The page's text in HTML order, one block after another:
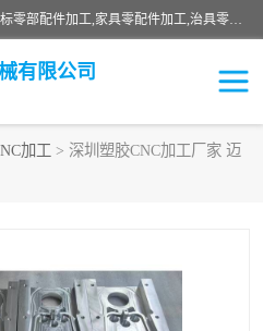
公司主要承接深圳精密零配件加工,非标零部配件加工,家具零配件加工,治具零配件加工,安徽精密零配件加工等各种各种精密机械加工，欢迎来来电咨询！
有限公司
加工 > 深圳塑胶CNC加工厂家 迈
数控精密机加工